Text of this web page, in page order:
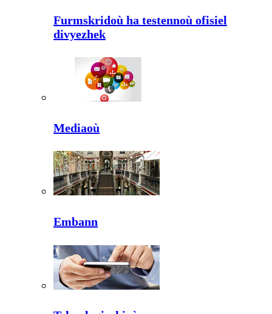
Furmskridoù ha testennoù ofisiel
divyezhek
Mediaoù
Embann